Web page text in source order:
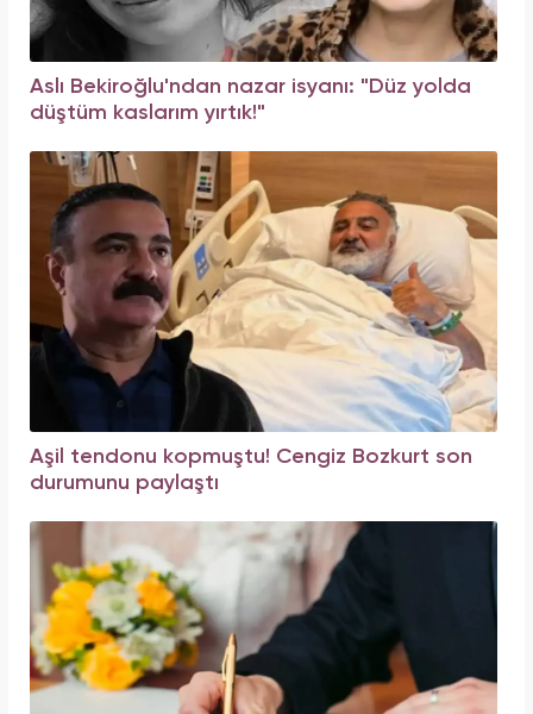
Aslı Bekiroğlu'ndan nazar isyanı: "Düz yolda
düştüm kaslarım yırtık!"
Aşil tendonu kopmuştu! Cengiz Bozkurt son
durumunu paylaştı